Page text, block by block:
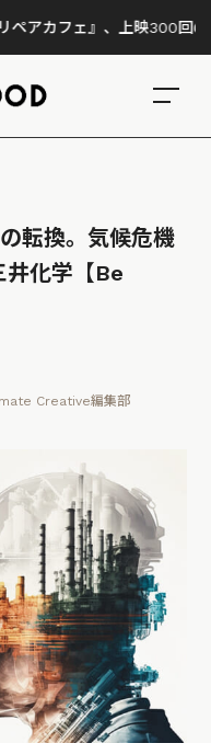
』、上映300回の先で見え
転換。気候危機
井化学【Be
Creative編集部